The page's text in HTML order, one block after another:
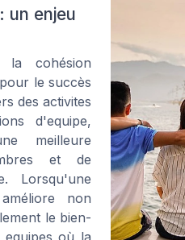
un enjeu
la cohésion
le succès
des activites
d'equipe,
meilleure
et de
Lorsqu'une
non
le bien-